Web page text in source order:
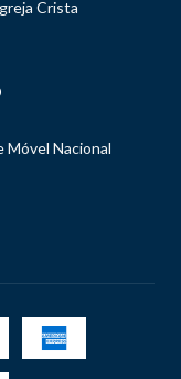
Crista
Móvel Nacional